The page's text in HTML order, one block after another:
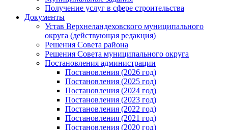
Получение услуг в сфере строительства
Документы
Устав Верхнеландеховского муниципального
округа (действующая редакция)
Решения Совета района
Решения Совета муниципального округа
Постановления администрации
Постановления (2026 год)
Постановления (2025 год)
Постановления (2024 год)
Постановления (2023 год)
Постановления (2022 год)
Постановления (2021 год)
Постановления (2020 год)